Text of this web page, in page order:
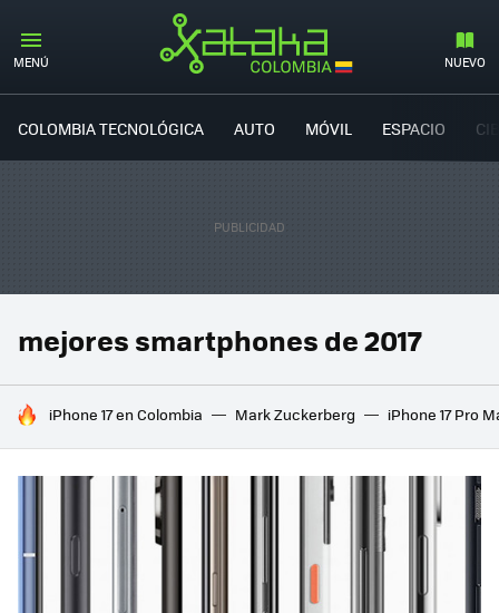
MENÚ NUEVO
COLOMBIA TECNOLÓGICA AUTO MÓVIL ESPACIO
mejores smartphones de 2017
HOY SE HABLA DE
iPhone 17 en Colombia Mark Zuckerberg iPhone 17 Pro